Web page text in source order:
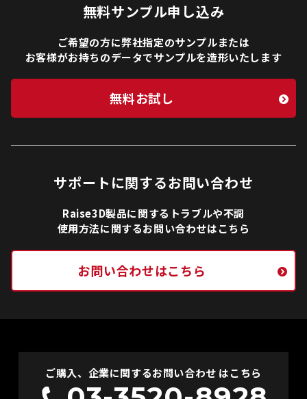
無料サンプル申し込み
ご希望の方に弊社指定のサンプルまたは
お客様がお持ちのデータでサンプルを造形いたします
無料お試し
サポートに関するお問い合わせ
Raise3D製品に関するトラブルや不調
使用方法に関するお問い合わせはこちら
お問い合わせはこちら
ご購入、企業に関するお問い合わせ はこちら